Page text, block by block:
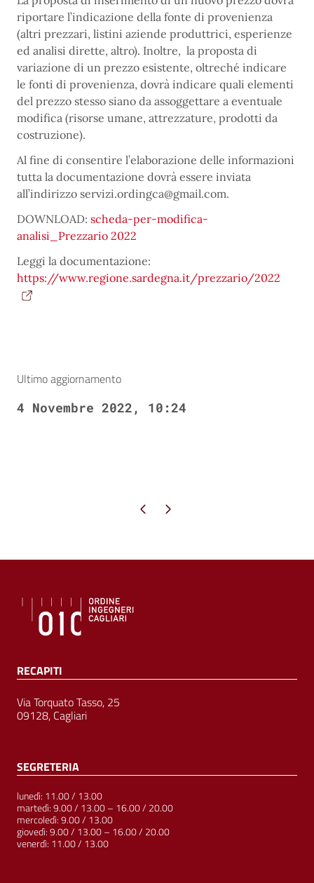
riportare l’indicazione della fonte di provenienza
(altri prezzari, listini aziende produttrici, esperienze
ed analisi dirette, altro). Inoltre, la proposta di
variazione di un prezzo esistente, oltreché indicare
le fonti di provenienza, dovrà indicare quali elementi
del prezzo stesso siano da assoggettare a eventuale
modifica (risorse umane, attrezzature, prodotti da
costruzione).
Al fine di consentire l’elaborazione delle informazioni
tutta la documentazione dovrà essere inviata
all’indirizzo servizi.ordingca@gmail.com.
DOWNLOAD: scheda-per-modifica-
analisi_Prezzario 2022
Leggi la documentazione:
https://www.regione.sardegna.it/prezzario/2022
Ultimo aggiornamento
4 Novembre 2022, 10:24
Pagina precedente
Pagina successiva
RECAPITI
Via Torquato Tasso, 25
09128, Cagliari
SEGRETERIA
lunedì: 11.00 / 13.00
martedì: 9.00 / 13.00 – 16.00 / 20.00
mercoledì: 9.00 / 13.00
giovedì: 9.00 / 13.00 – 16.00 / 20.00
venerdì: 11.00 / 13.00